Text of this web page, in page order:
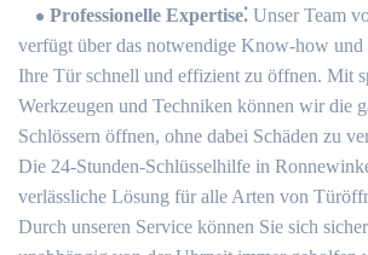
Professionelle Expertise⁚ Unser Team
verfügt über das notwendige Know-how
Ihre Tür schnell und effizient zu öffnen.​ Mit
Werkzeugen und Techniken können wir die
Schlössern öffnen, ohne dabei Schäden zu
Die 24-Stunden-Schlüsselhilfe in
verlässliche Lösung für alle Arten von
Durch unseren Service können Sie sich